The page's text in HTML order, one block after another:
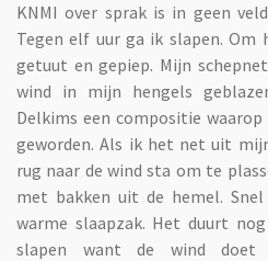
KNMI over sprak is in geen
Tegen elf uur ga ik slapen. Om
getuut en gepiep. Mijn
wind in mijn hengels
Delkims een compositie
geworden. Als ik het net uit
rug naar de wind sta om te
met bakken uit de hemel.
warme slaapzak. Het duurt
slapen want de wind